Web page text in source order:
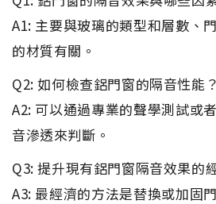
A1: 主要與玻璃的類型和層數、
的材質有關。
Q2: 如何檢查鋁門窗的隔音性能？
A2: 可以通過專業的聲學測試或
音滲透來判斷。
Q3: 提升現有鋁門窗隔音效果的
A3: 最經濟的方法是替換或加固